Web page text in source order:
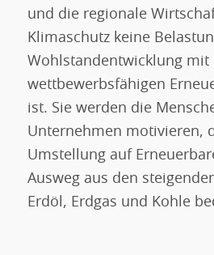
und die regionale
Klimaschutz keine
Wohlstandentwicklung mit
wettbewerbsfähigen
ist. Sie werden die
Unternehmen motivieren,
Umstellung auf
Ausweg aus den
Erdöl, Erdgas und Kohle